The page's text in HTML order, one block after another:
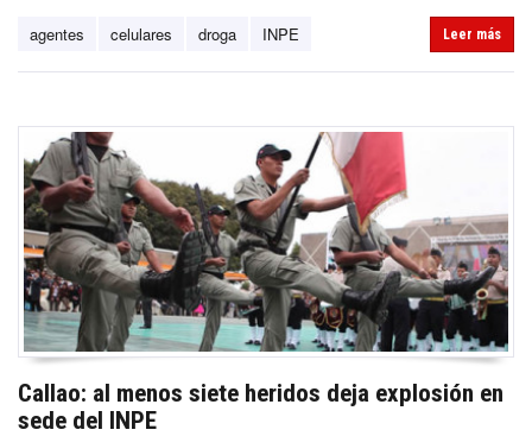
agentes celulares droga INPE Leer más
Callao: al menos siete heridos deja explosión en
sede del INPE